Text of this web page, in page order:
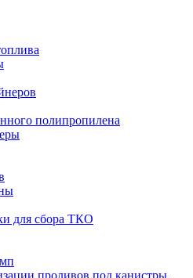
полипропилена
для сбора ТКО
проливов под канистры,